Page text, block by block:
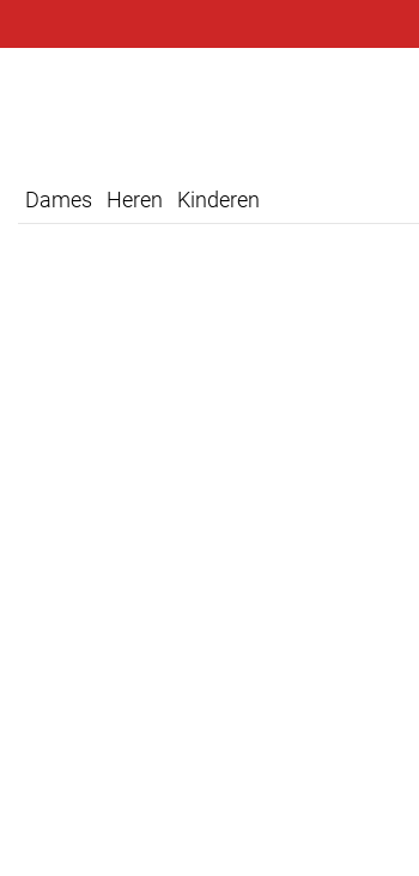
Dames Heren Kinderen